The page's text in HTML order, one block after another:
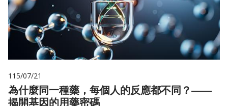
115/07/21
為什麼同一種藥，每個人的反應都不同？——
揭開基因的用藥密碼